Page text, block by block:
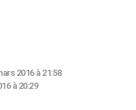
2016 à 21:58
à 20:29